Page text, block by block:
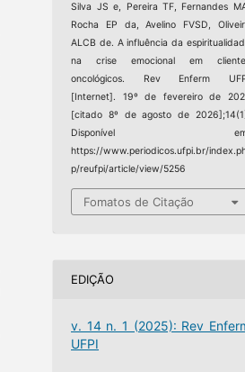
Silva JS e, Pereira TF, Fernandes
Rocha EP da, Avelino FVSD,
ALCB de. A influência da
na crise emocional em
oncológicos. Rev Enferm
[Internet]. 19º de fevereiro de
[citado 8º de agosto de
Disponível
https://www.periodicos.ufpi.br/
p/reufpi/article/view/5256
Fomatos de Citação
EDIÇÃO
v. 14 n. 1 (2025): Rev
UFPI